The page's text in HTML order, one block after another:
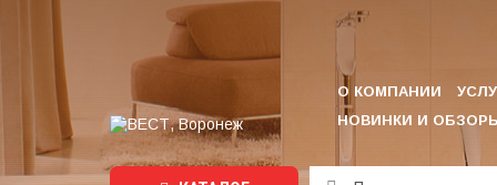
О КОМПАНИИ
НОВИНКИ И